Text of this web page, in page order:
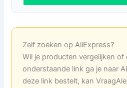
Zelf zoeken op AliExpress?
Wil je producten vergelijken of
onderstaande link ga je naar
deze link bestelt, kan